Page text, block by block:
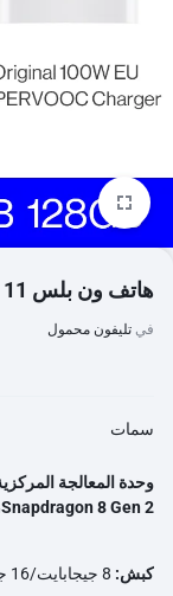
هاتف ون بلس 11 5G الذكي
في تليفون محمول
سمات
Snapdragon 8 Gen 2، ومجموعة شرائح 5G.
كبش: